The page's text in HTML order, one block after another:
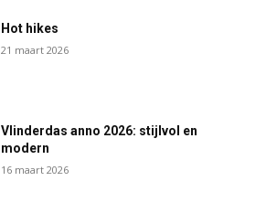
Hot hikes
21 maart 2026
Vlinderdas anno 2026: stijlvol en
modern
16 maart 2026